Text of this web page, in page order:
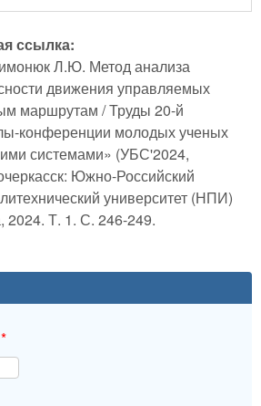
ссылка:
Л.Ю. Метод анализа
движения управляемых
маршрутам / Труды 20-й
конференции молодых ученых
системами» (УБС'2024,
Южно-Российский
университет (НПИ)
Т. 1. С. 246-249.
*